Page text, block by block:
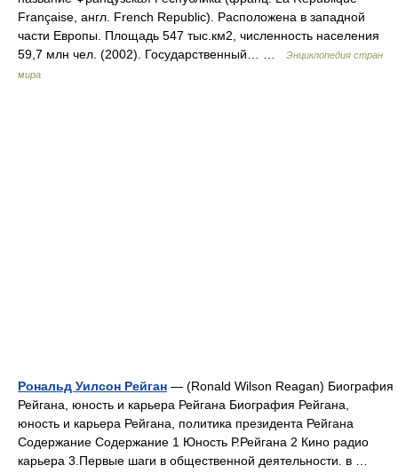
Française, англ. French Republic). Расположена в западной
части Европы. Площадь 547 тыс.км2, численность населения
59,7 млн чел. (2002). Государственный… …
Энциклопедия стран
мира
Рональд Уилсон Рейган — (Ronald Wilson Reagan) Биография
Рейгана, юность и карьера Рейгана Биография Рейгана,
юность и карьера Рейгана, политика президента Рейгана
Содержание Содержание 1 Юность Р.Рейгана 2 Кино радио
карьера 3.Первые шаги в общественной деятельности. в …